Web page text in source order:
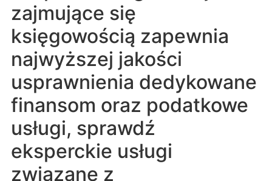
zajmujące się
księgowością zapewnia
najwyższej jakości
usprawnienia dedykowane
finansom oraz podatkowe
usługi, sprawdź
eksperckie usługi
związane z